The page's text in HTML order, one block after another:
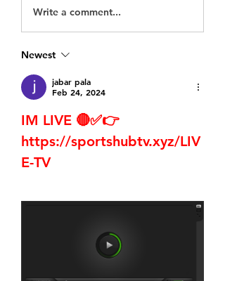
Write a comment...
Newest
jabar pala
Feb 24, 2024
IM LIVE 🔴✅👉
https://sportshubtv.xyz/LIV
E-TV